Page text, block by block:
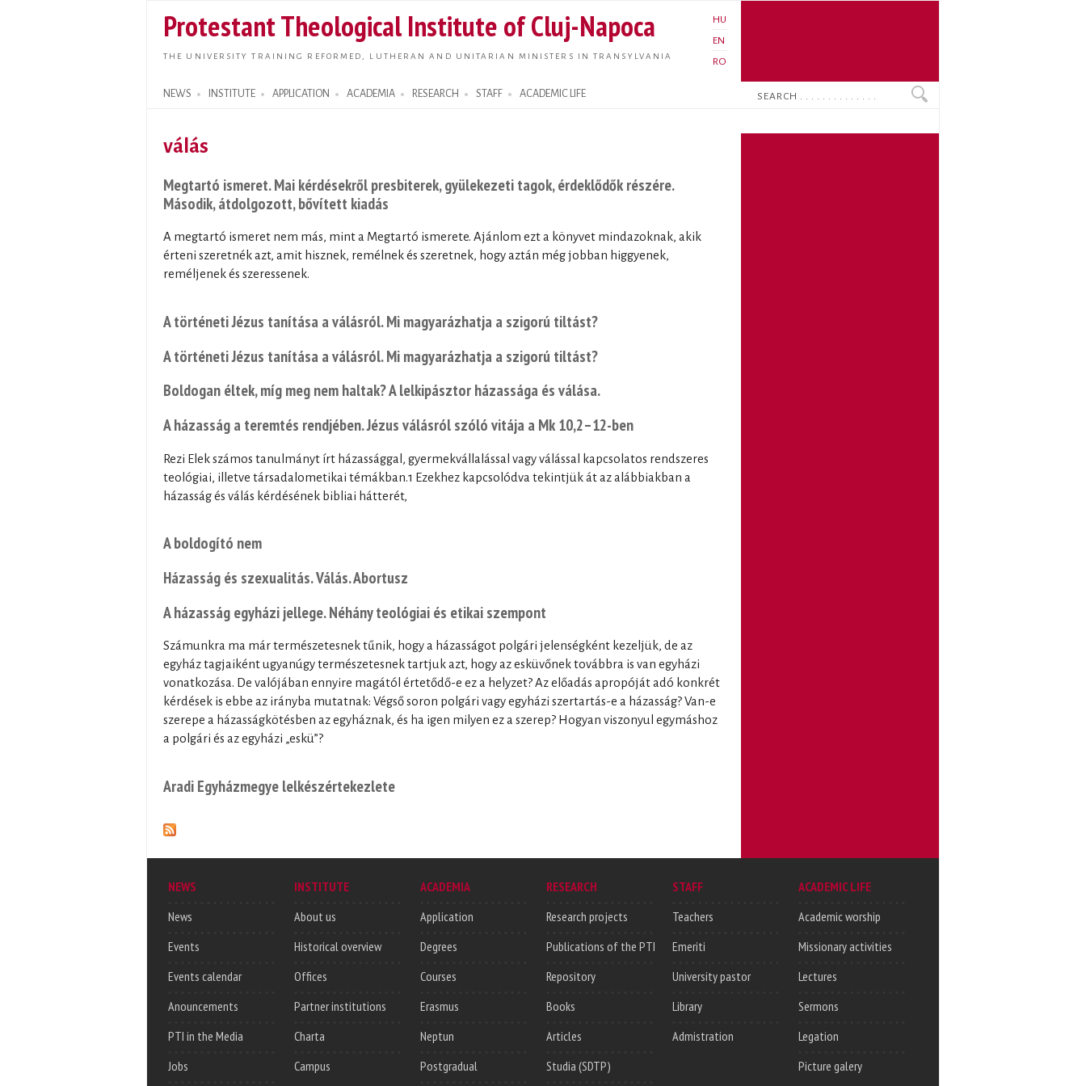
main
content
Protestant Theological Institute of Cluj-Napoca
THE UNIVERSITY TRAINING REFORMED, LUTHERAN AND UNITARIAN MINISTERS IN TRANSYLVANIA
HU
EN
RO
NEWS INSTITUTE APPLICATION ACADEMIA RESEARCH STAFF ACADEMIC LIFE
Search form
Search
válás
Megtartó ismeret. Mai kérdésekről presbiterek, gyülekezeti tagok, érdeklődők részére.
Második, átdolgozott, bővített kiadás
A megtartó ismeret nem más, mint a Megtartó ismerete. Ajánlom ezt a könyvet mindazoknak, akik
érteni szeretnék azt, amit hisznek, remélnek és szeretnek, hogy aztán még jobban higgyenek,
reméljenek és szeressenek.
A történeti Jézus tanítása a válásról. Mi magyarázhatja a szigorú tiltást?
A történeti Jézus tanítása a válásról. Mi magyarázhatja a szigorú tiltást?
Boldogan éltek, míg meg nem haltak? A lelkipásztor házassága és válása.
A házasság a teremtés rendjében. Jézus válásról szóló vitája a Mk 10,2–12-ben
Rezi Elek számos tanulmányt írt házassággal, gyermekvállalással vagy válással kapcsolatos rendszeres
teológiai, illetve társadalometikai témákban.1 Ezekhez kapcsolódva tekintjük át az alábbiakban a
házasság és válás kérdésének bibliai hátterét,
A boldogító nem
Házasság és szexualitás. Válás. Abortusz
A házasság egyházi jellege. Néhány teológiai és etikai szempont
Számunkra ma már természetesnek tűnik, hogy a házasságot polgári jelenségként kezeljük, de az
egyház tagjaiként ugyanúgy természetesnek tartjuk azt, hogy az esküvőnek továbbra is van egyházi
vonatkozása. De valójában ennyire magától értetődő-e ez a helyzet? Az előadás apropóját adó konkrét
kérdések is ebbe az irányba mutatnak: Végső soron polgári vagy egyházi szertartás-e a házasság? Van-e
szerepe a házasságkötésben az egyháznak, és ha igen milyen ez a szerep? Hogyan viszonyul egymáshoz
a polgári és az egyházi „eskü”?
Aradi Egyházmegye lelkészértekezlete
NEWS
News
Events
Events calendar
Anouncements
PTI in the Media
Jobs
INSTITUTE
About us
Historical overview
Offices
Partner institutions
Charta
Campus
ACADEMIA
Application
Degrees
Courses
Erasmus
Neptun
Postgradual
RESEARCH
Research projects
Publications of the PTI
Repository
Books
Articles
Studia (SDTP)
STAFF
Teachers
Emeriti
University pastor
Library
Admistration
ACADEMIC LIFE
Academic worship
Missionary activities
Lectures
Sermons
Legation
Picture galery